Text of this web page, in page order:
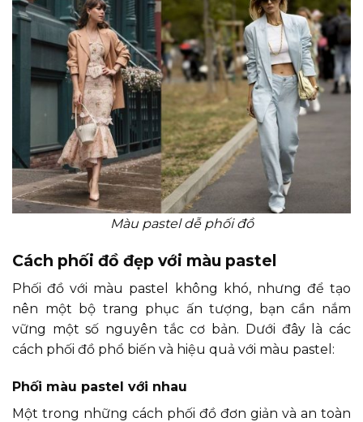
Màu pastel dễ phối đồ
Cách phối đồ đẹp với màu pastel
Phối đồ với màu pastel không khó, nhưng để tạo
nên một bộ trang phục ấn tượng, bạn cần nắm
vững một số nguyên tắc cơ bản. Dưới đây là các
cách phối đồ phổ biến và hiệu quả với màu pastel:
Phối màu pastel với nhau
Một trong những cách phối đồ đơn giản và an toàn